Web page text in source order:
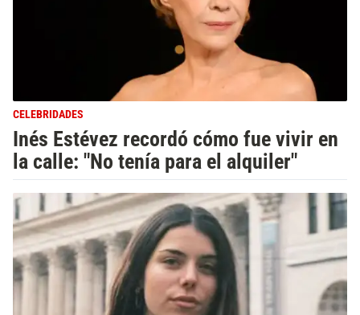
CELEBRIDADES
Inés Estévez recordó cómo fue vivir en
la calle: "No tenía para el alquiler"